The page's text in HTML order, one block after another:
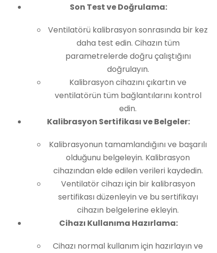
Son Test ve Doğrulama:
Ventilatörü kalibrasyon sonrasında bir kez
daha test edin. Cihazın tüm
parametrelerde doğru çalıştığını
doğrulayın.
Kalibrasyon cihazını çıkartın ve
ventilatörün tüm bağlantılarını kontrol
edin.
Kalibrasyon Sertifikası ve Belgeler:
Kalibrasyonun tamamlandığını ve başarılı
olduğunu belgeleyin. Kalibrasyon
cihazından elde edilen verileri kaydedin.
Ventilatör cihazı için bir kalibrasyon
sertifikası düzenleyin ve bu sertifikayı
cihazın belgelerine ekleyin.
Cihazı Kullanıma Hazırlama:
Cihazı normal kullanım için hazırlayın ve